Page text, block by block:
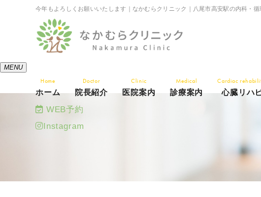
今年もよろしくお願いいたします｜なかむらクリニック｜八尾市高安駅の内科・
MENU
Home
ホーム
Doctor
院長紹介
Clinic
医院案内
Medical
診療案内
Cardiac
心臓リハ
WEB予約
Instagram